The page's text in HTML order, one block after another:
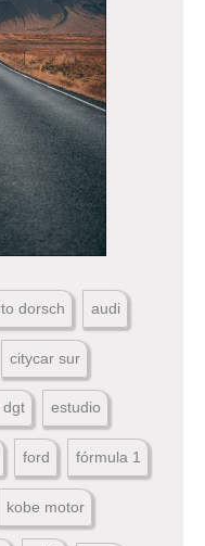
dorsch audi
citycar sur
dgt estudio
ford fórmula 1
kobe motor